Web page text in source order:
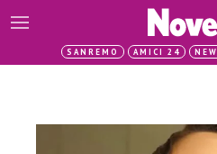
SANREMO AMICI 24